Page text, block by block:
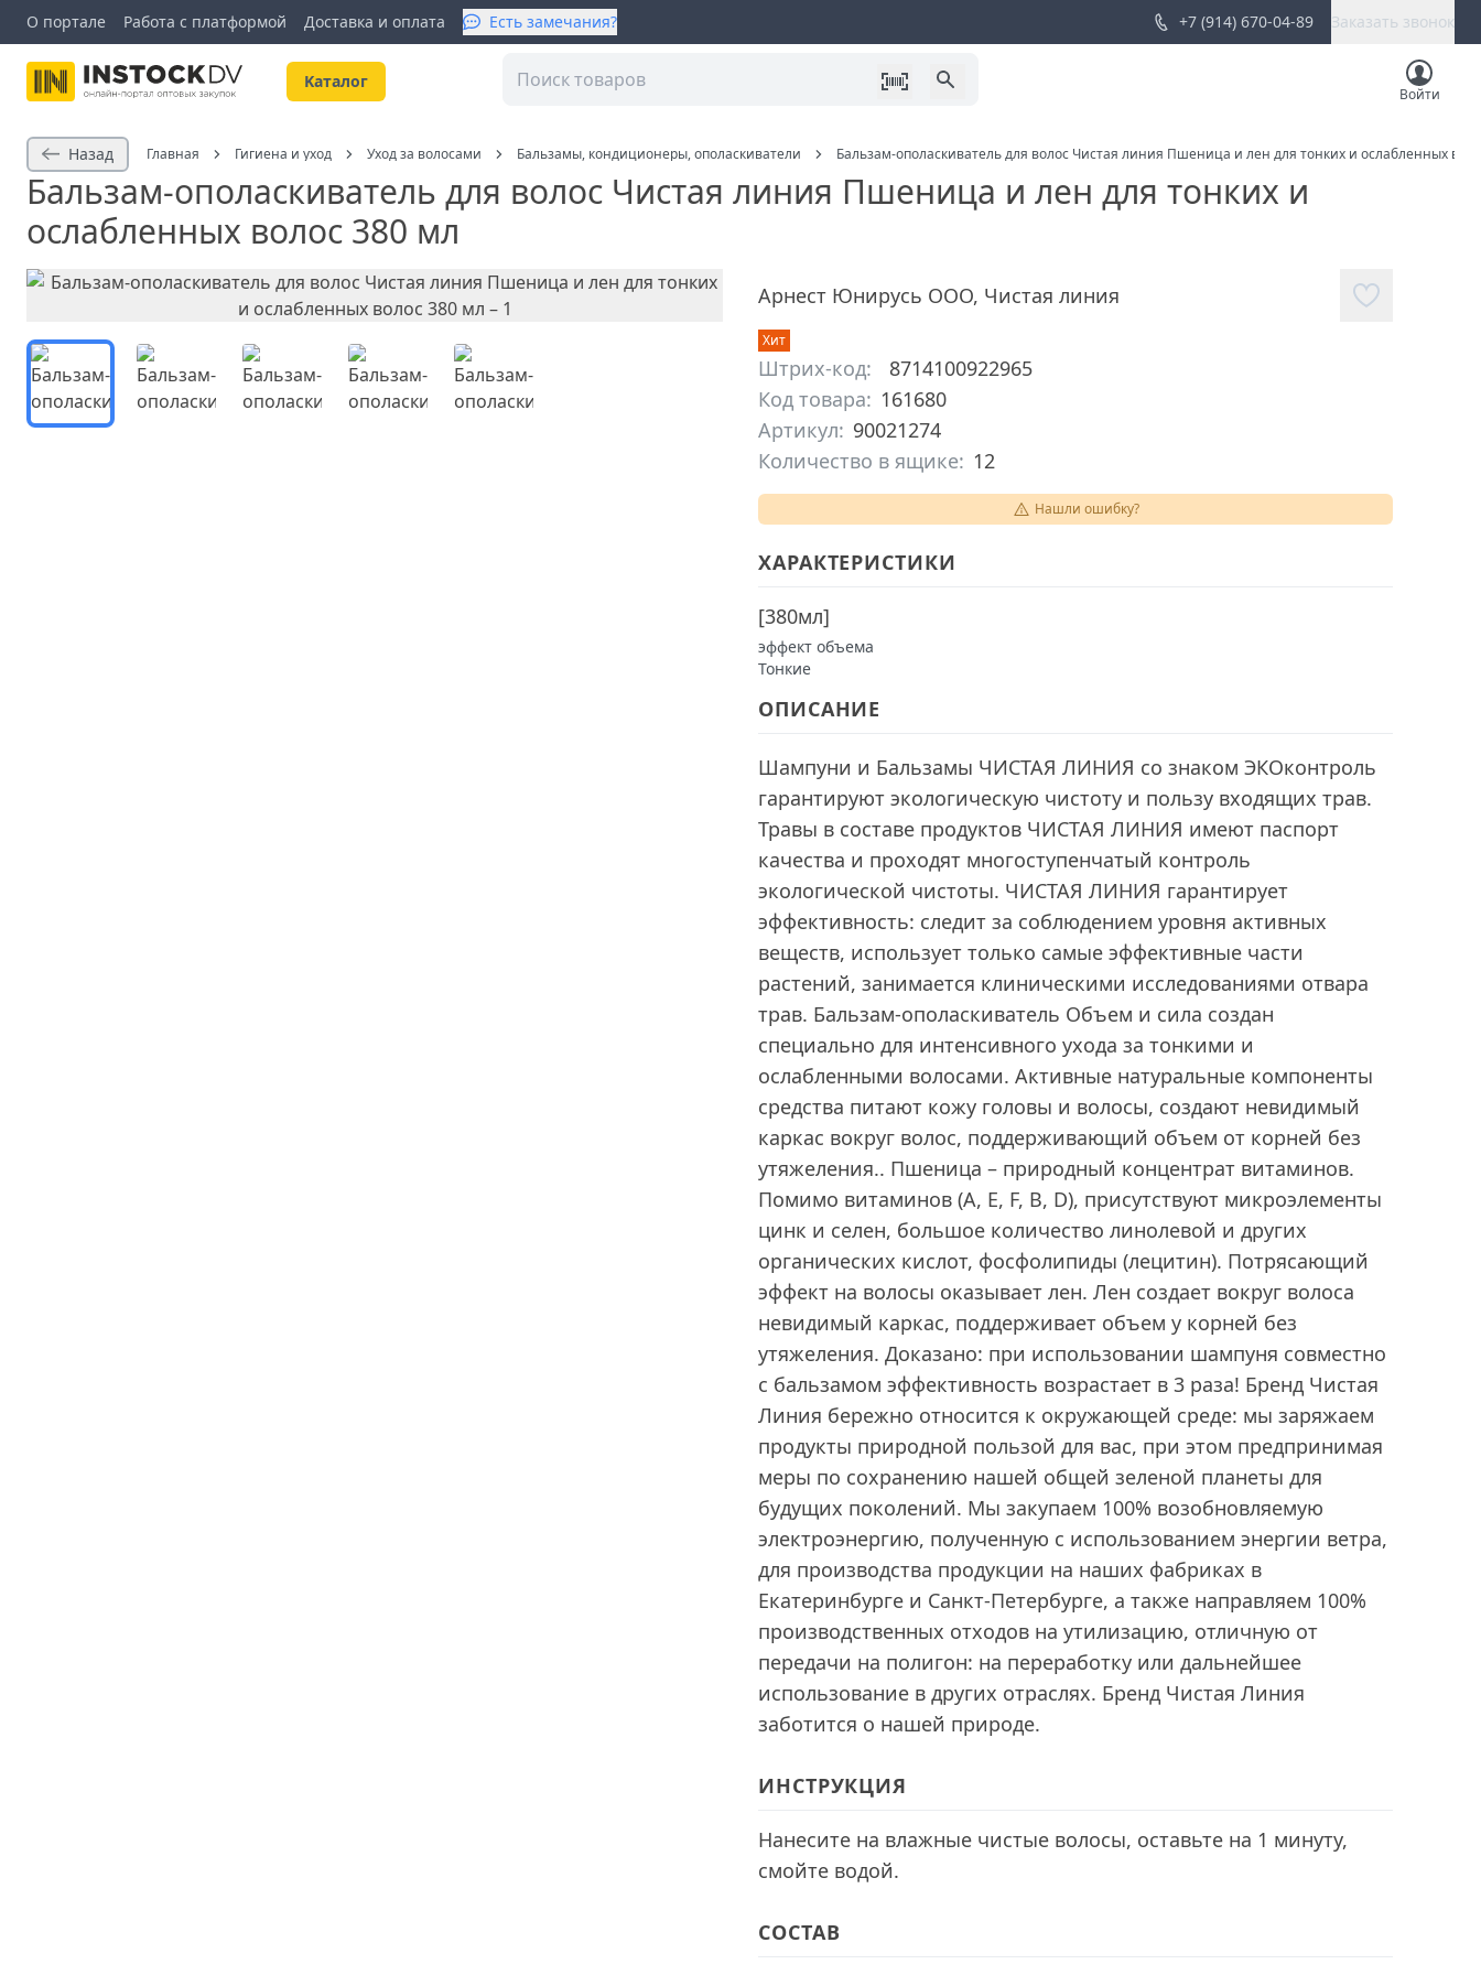
О портале Работа с платформой Доставка и оплата Есть замечания? +7 (914) 670-04-89 Заказать звонок
Kаталог
Войти
Назад Главная Гигиена и уход Уход за волосами Бальзамы, кондиционеры, ополаскиватели Бальзам-ополаскиватель для волос Чистая линия Пшеница и лен для тонких и ослабленных
Бальзам-ополаскиватель для волос Чистая линия Пшеница и лен для тонких и
ослабленных волос 380 мл
Арнест Юнирусь ООО, Чистая линия
Хит
Штрих-код:
8714100922965
Код товара: 161680
Артикул: 90021274
Количество в ящике: 12
Нашли ошибку?
ХАРАКТЕРИСТИКИ
[380мл]
эффект объема
Тонкие
ОПИСАНИЕ
Шампуни и Бальзамы ЧИСТАЯ ЛИНИЯ со знаком ЭКОконтроль
гарантируют экологическую чистоту и пользу входящих трав.
Травы в составе продуктов ЧИСТАЯ ЛИНИЯ имеют паспорт
качества и проходят многоступенчатый контроль
экологической чистоты. ЧИСТАЯ ЛИНИЯ гарантирует
эффективность: следит за соблюдением уровня активных
веществ, использует только самые эффективные части
растений, занимается клиническими исследованиями отвара
трав. Бальзам-ополаскиватель Объем и сила создан
специально для интенсивного ухода за тонкими и
ослабленными волосами. Активные натуральные компоненты
средства питают кожу головы и волосы, создают невидимый
каркас вокруг волос, поддерживающий объем от корней без
утяжеления.. Пшеница – природный концентрат витаминов.
Помимо витаминов (A, E, F, B, D), присутствуют микроэлементы
цинк и селен, большое количество линолевой и других
органических кислот, фосфолипиды (лецитин). Потрясающий
эффект на волосы оказывает лен. Лен создает вокруг волоса
невидимый каркас, поддерживает объем у корней без
утяжеления. Доказано: при использовании шампуня совместно
с бальзамом эффективность возрастает в 3 раза! Бренд Чистая
Линия бережно относится к окружающей среде: мы заряжаем
продукты природной пользой для вас, при этом предпринимая
меры по сохранению нашей общей зеленой планеты для
будущих поколений. Мы закупаем 100% возобновляемую
электроэнергию, полученную с использованием энергии ветра,
для производства продукции на наших фабриках в
Екатеринбурге и Санкт-Петербурге, а также направляем 100%
производственных отходов на утилизацию, отличную от
передачи на полигон: на переработку или дальнейшее
использование в других отраслях. Бренд Чистая Линия
заботится о нашей природе.
ИНСТРУКЦИЯ
Нанесите на влажные чистые волосы, оставьте на 1 минуту,
смойте водой.
СОСТАВ